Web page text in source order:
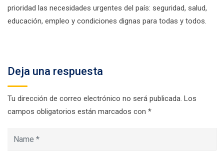
prioridad las necesidades urgentes del país: seguridad, salud,
educación, empleo y condiciones dignas para todas y todos.
Deja una respuesta
Tu dirección de correo electrónico no será publicada. Los
campos obligatorios están marcados con *